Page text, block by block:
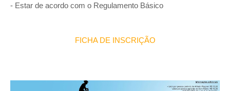
- Estar de acordo com o Regulamento Básico
FICHA DE INSCRIÇÃO